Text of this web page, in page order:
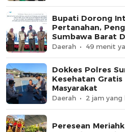
Bupati Dorong
Pertanahan,
Sumbawa Barat
Daerah 49 menit
Dokkes Polres
Kesehatan
Masyarakat
Daerah 2 jam yang
Peresean